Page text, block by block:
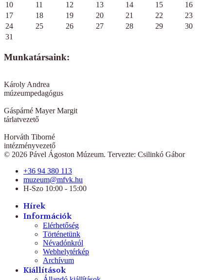
10
11 12 13 14 15
16
17
18 19 20 21 22
23
24
25 26 27 28 29
30
31
Munkatársaink:
Károly Andrea
múzeumpedagógus
Gáspárné Mayer Margit
tárlatvezető
Horváth Tiborné
intézményvezető
© 2026 Pável Ágoston Múzeum. Tervezte: Csilinkó Gábor
+36 94 380 113
muzeum@mfvk.hu
H-Szo 10:00 - 15:00
Hírek
Információk
Elérhetőség
Történetünk
Névadónkról
Webhelytérkép
Archívum
Kiállítások